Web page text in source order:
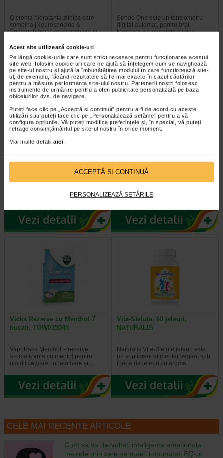
Acest site utilizează cookie-uri
Pe lângă cookie-urile care sunt strict necesare pentru funcționarea acestui
site web, folosim cookie-uri care ne ajută să înțelegem cum se navighează
pe site-ul nostru și ajută la îmbunătățirea modului în care funcționează site-
ul, de exemplu, făcând rezultatele să fie mai exacte în cazul căutărilor,
pentru a măsura performanța site-ului nostru. Partenerii noștri folosesc
instrumente de urmărire pentru a oferi publicitate personalizată pe baza
obiceiurilor dvs. de navigare.
Puteți face clic pe „Acceptă si continuă” pentru a fi de acord cu aceste
utilizări sau puteți face clic pe „Personalizează setările” pentru a vă
configura opțiunile. Vă puteți modifica preferințele și, în special, vă puteți
retrage consimțământul pe site-ul nostru în orice moment.
Mai multe detalii aici.
ACCEPTĂ SI CONTINUĂ
PERSONALIZEAZĂ SETĂRILE
O crema hidratanta zilnica care
combina [Neurosensina &
Sphingobioma], ce hidrateaza si…
Sendo One este un tensiometru
digital automat, pentru brat.
Masoara cu acuratete clinica…
925053 NOU
Termometrul digital cu varf flexibil
HartMann Thermoval rapid flex
este ideal pentru verificarea…
volum, 200 ml, BIOCLIN
Bioclin Bio-Volume - sampon
pentru volum - contine un
surfactant inovator, fara sulfati…
Vicks Rezerve cu Menthol 7
bucati, TOW015045
VapoPads Menthol – rezerve
aromatizante cu mentol pentru
umidificatoare, inhalatoare și…
Vita-Stelute, 60 jeleuri,
NATURALIS
Naturalis Vita-Stelute jeleuri este
un supliment alimentar vegan, sub
forma de jeleuri cu aroma…
CELE MAI RECENTE ARTICOLE
Cum sa va dezvoltati inteligenta emotionala:
metode prin care va puteti imbunatati EQ-ul